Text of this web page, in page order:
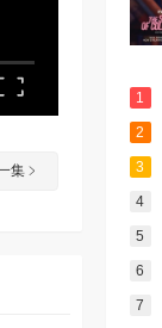
集
1
2
3
4
5
6
7